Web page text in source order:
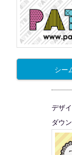
シー
デザ
ダウ